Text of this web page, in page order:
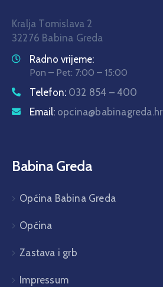
Kralja Tomislava 2
32276 Babina Greda
Radno vrijeme:
Pon – Pet: 7:00 – 15:00
Telefon: 032 854 – 400
Email: opcina@babinagreda.hr
Babina Greda
Općina Babina Greda
Općina
Zastava i grb
Impressum